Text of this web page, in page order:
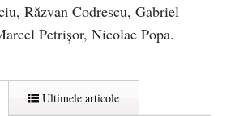
Răzvan Codrescu, Gabriel
Petrișor, Nicolae Popa.
Ultimele articole